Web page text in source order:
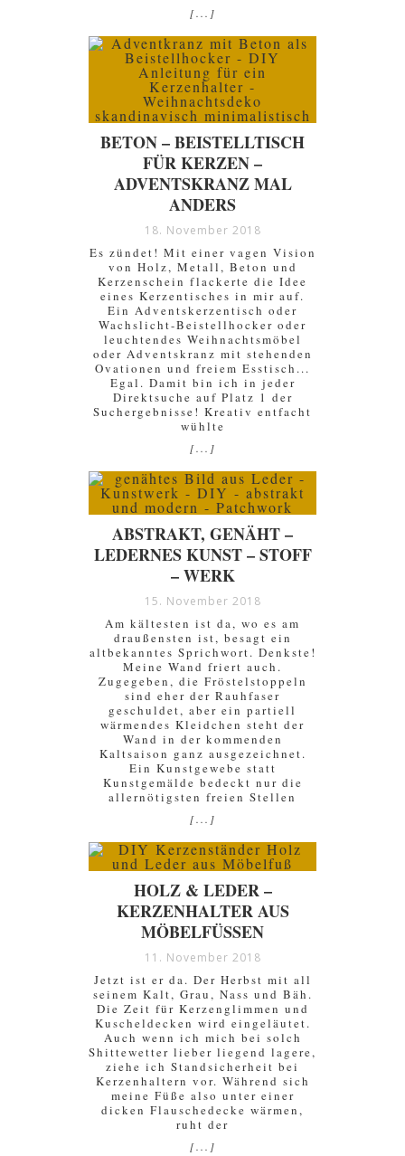
[...]
BETON – BEISTELLTISCH
FÜR KERZEN –
ADVENTSKRANZ MAL
ANDERS
18. November 2018
Es zündet! Mit einer vagen Vision
von Holz, Metall, Beton und
Kerzenschein flackerte die Idee
eines Kerzentisches in mir auf.
Ein Adventskerzentisch oder
Wachslicht-Beistellhocker oder
leuchtendes Weihnachtsmöbel
oder Adventskranz mit stehenden
Ovationen und freiem Esstisch...
Egal. Damit bin ich in jeder
Direktsuche auf Platz 1 der
Suchergebnisse! Kreativ entfacht
wühlte
[...]
ABSTRAKT, GENÄHT –
LEDERNES KUNST – STOFF
– WERK
15. November 2018
Am kältesten ist da, wo es am
draußensten ist, besagt ein
altbekanntes Sprichwort. Denkste!
Meine Wand friert auch.
Zugegeben, die Fröstelstoppeln
sind eher der Rauhfaser
geschuldet, aber ein partiell
wärmendes Kleidchen steht der
Wand in der kommenden
Kaltsaison ganz ausgezeichnet.
Ein Kunstgewebe statt
Kunstgemälde bedeckt nur die
allernötigsten freien Stellen
[...]
HOLZ & LEDER –
KERZENHALTER AUS
MÖBELFÜSSEN
11. November 2018
Jetzt ist er da. Der Herbst mit all
seinem Kalt, Grau, Nass und Bäh.
Die Zeit für Kerzenglimmen und
Kuscheldecken wird eingeläutet.
Auch wenn ich mich bei solch
Shittewetter lieber liegend lagere,
ziehe ich Standsicherheit bei
Kerzenhaltern vor. Während sich
meine Füße also unter einer
dicken Flauschedecke wärmen,
ruht der
[...]